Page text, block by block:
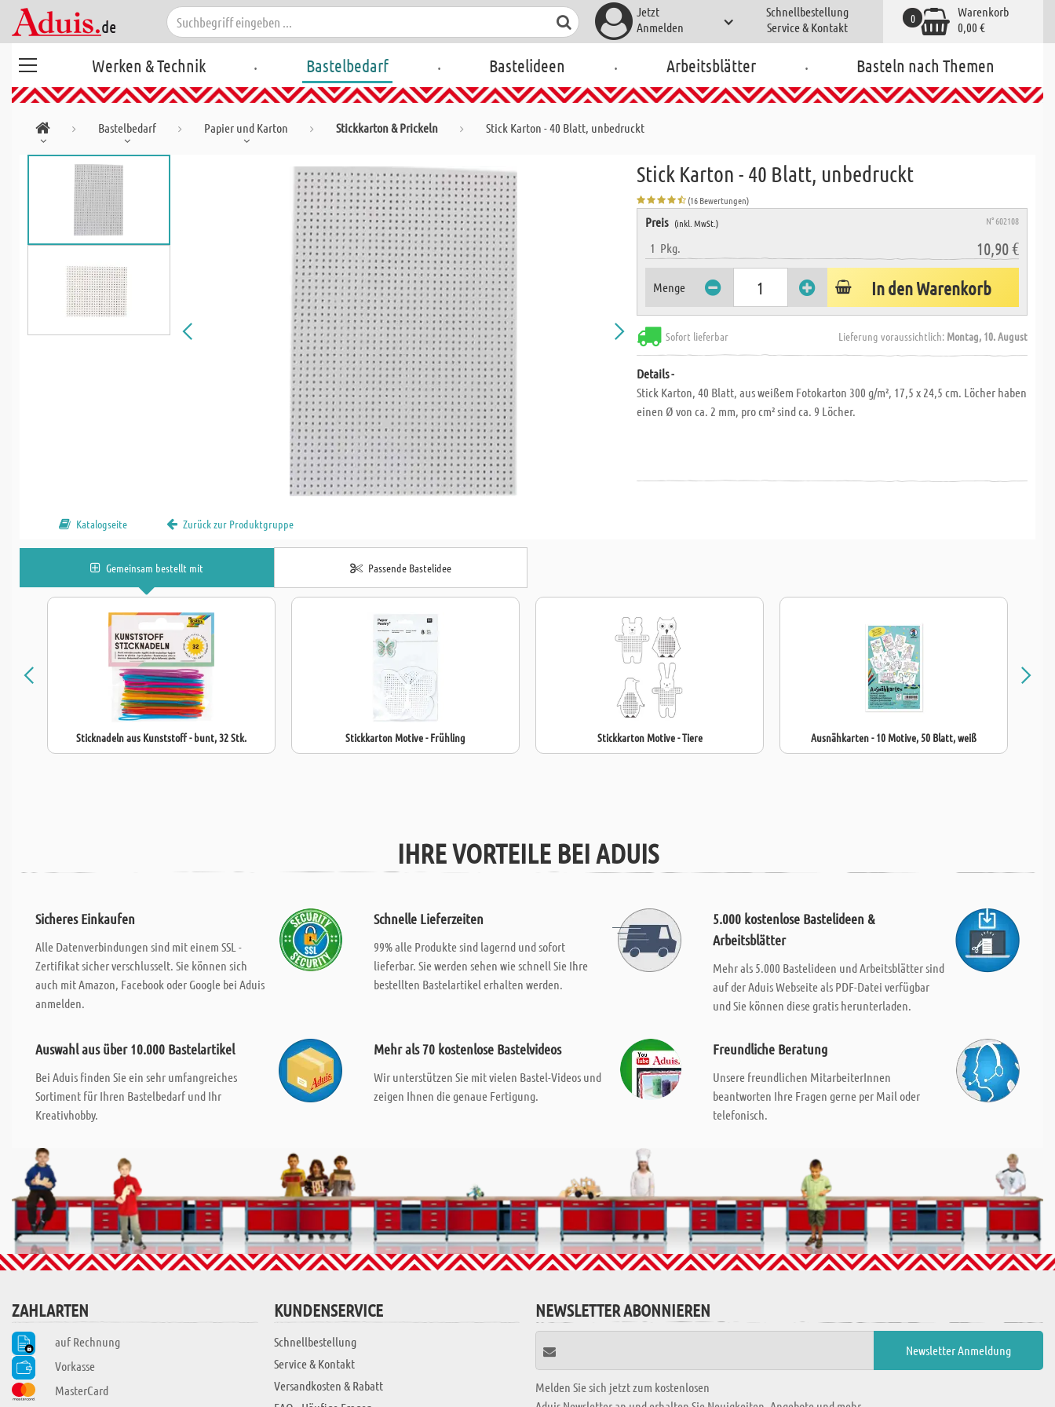
Jetzt
Anmelden
Schnellbestellung
Service & Kontakt
Warenkorb
0,00 €
0
Werken & Technik . Bastelbedarf . Bastelideen . Arbeitsblätter . Basteln nach Themen
Bastelbedarf Papier und Karton Stickkarton & Prickeln Stick Karton - 40 Blatt, unbedruckt
Stick Karton - 40 Blatt, unbedruckt
(16 Bewertungen)
Preis (inkl. MwSt.) N° 602108
1 Pkg. 10,90 €
Menge In den Warenkorb
Sofort lieferbar Lieferung voraussichtlich: Montag, 10. August
Details -
Stick Karton, 40 Blatt, aus weißem Fotokarton 300 g/m², 17,5 x 24,5 cm. Löcher haben
einen Ø von ca. 2 mm, pro cm² sind ca. 9 Löcher.
Katalogseite Zurück zur Produktgruppe
Gemeinsam bestellt mit Passende Bastelidee
Sticknadeln aus Kunststoff - bunt, 32 Stk. Stickkarton Motive - Frühling Stickkarton Motive - Tiere Ausnähkarten - 10 Motive, 50 Blatt, weiß
IHRE VORTEILE BEI ADUIS
Sicheres Einkaufen
Alle Datenverbindungen sind mit einem SSL -
Zertifikat sicher verschlusselt. Sie können sich
auch mit Amazon, Facebook oder Google bei Aduis
anmelden.
Schnelle Lieferzeiten
99% alle Produkte sind lagernd und sofort
lieferbar. Sie werden sehen wie schnell Sie Ihre
bestellten Bastelartikel erhalten werden.
5.000 kostenlose Bastelideen &
Arbeitsblätter
Mehr als 5.000 Bastelideen und Arbeitsblätter sind
auf der Aduis Webseite als PDF-Datei verfügbar
und Sie können diese gratis herunterladen.
Auswahl aus über 10.000 Bastelartikel
Bei Aduis finden Sie ein sehr umfangreiches
Sortiment für Ihren Bastelbedarf und Ihr
Kreativhobby.
Mehr als 70 kostenlose Bastelvideos
Wir unterstützen Sie mit vielen Bastel-Videos und
zeigen Ihnen die genaue Fertigung.
Freundliche Beratung
Unsere freundlichen MitarbeiterInnen
beantworten Ihre Fragen gerne per Mail oder
telefonisch.
ZAHLARTEN
auf Rechnung
Vorkasse
MasterCard
KUNDENSERVICE
Schnellbestellung
Service & Kontakt
Versandkosten & Rabatt
NEWSLETTER ABONNIEREN
Melden Sie sich jetzt zum kostenlosen